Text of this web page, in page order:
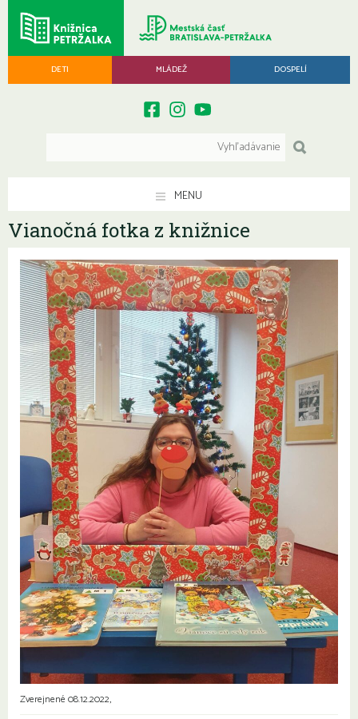
DETI MLÁDEŽ DOSPELÍ
MENU
Vianočná fotka z knižnice
Zverejnené 08.12.2022,